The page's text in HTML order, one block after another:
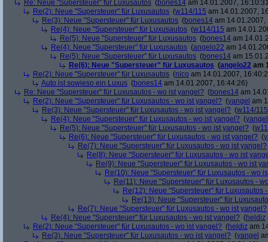
Re: Neue "Supersteuer" für Luxusautos (bones14 am 14.01.2007,
Re(2): Neue "Supersteuer" für Luxusautos (w114/115 am 14.01.2007,
Re(3): Neue "Supersteuer" für Luxusautos (bones14 am 14.01.2007,
Re(4): Neue "Supersteuer" für Luxusautos (w114/115 am
Re(5): Neue "Supersteuer" für Luxusautos (bones14 am
Re(4): Neue "Supersteuer" für Luxusautos (angelo22 am
Re(5): Neue "Supersteuer" für Luxusautos (bones14 am
Re(6): Neue "Supersteuer" für Luxusautos (angelo22 am
Re(2): Neue "Supersteuer" für Luxusautos (nico am 14.01.2007,
Auto ist sowieso ein Luxus (bones14 am 14.01.2007, 16:44:26)
Re: Neue "Supersteuer" für Luxusautos - wo ist yangel? (bones14 am
Re(2): Neue "Supersteuer" für Luxusautos - wo ist yangel? (yangel am
Re(3): Neue "Supersteuer" für Luxusautos - wo ist yangel? (w114/115
Re(4): Neue "Supersteuer" für Luxusautos - wo ist yangel? (yangel
Re(5): Neue "Supersteuer" für Luxusautos - wo ist yangel? (
Re(6): Neue "Supersteuer" für Luxusautos - wo ist yangel? (
Re(7): Neue "Supersteuer" für Luxusautos - wo ist yangel?
Re(8): Neue "Supersteuer" für Luxusautos - wo ist
Re(9): Neue "Supersteuer" für Luxusautos - wo ist
Re(10): Neue "Supersteuer" für Luxusautos - wo
Re(11): Neue "Supersteuer" für Luxusautos -
Re(12): Neue "Supersteuer" für Luxusautos
Re(13): Neue "Supersteuer" für
Re(7): Neue "Supersteuer" für Luxusautos - wo ist yangel?
Re(4): Neue "Supersteuer" für Luxusautos - wo ist yangel? (heldiz
Re(2): Neue "Supersteuer" für Luxusautos - wo ist yangel? (heldiz am
Re(3): Neue "Supersteuer" für Luxusautos - wo ist yangel? (yangel